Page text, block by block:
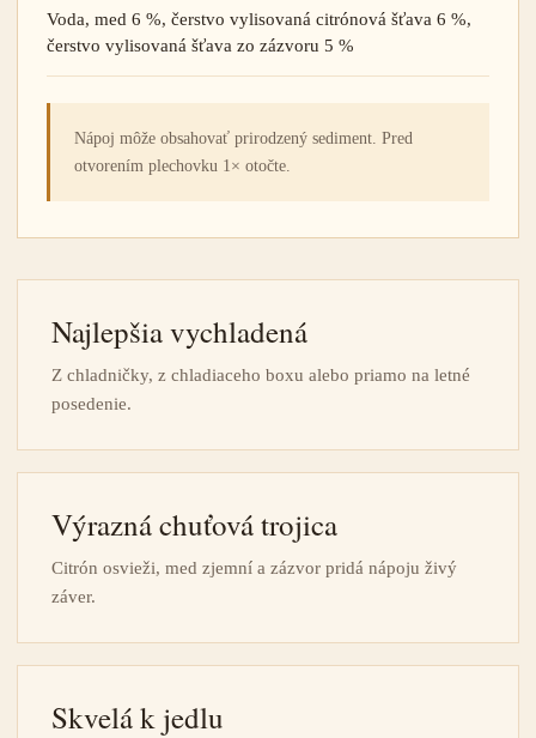
Voda, med 6 %, čerstvo vylisovaná citrónová šťava 6 %,
čerstvo vylisovaná šťava zo zázvoru 5 %
Nápoj môže obsahovať prirodzený sediment. Pred
otvorením plechovku 1× otočte.
Najlepšia vychladená
Z chladničky, z chladiaceho boxu alebo priamo na letné
posedenie.
Výrazná chuťová trojica
Citrón osvieži, med zjemní a zázvor pridá nápoju živý
záver.
Skvelá k jedlu